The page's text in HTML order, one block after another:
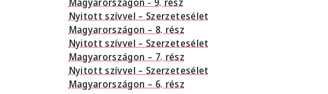
Nyitott szívvel – Szerzetesélet
Magyarországon – 8. rész
Nyitott szívvel – Szerzetesélet
Magyarországon – 7. rész
Nyitott szívvel – Szerzetesélet
Magyarországon – 6. rész